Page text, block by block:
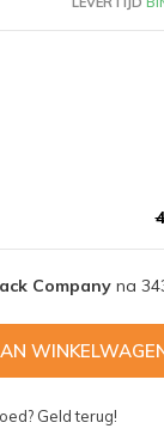
Companyna
Geld terug!